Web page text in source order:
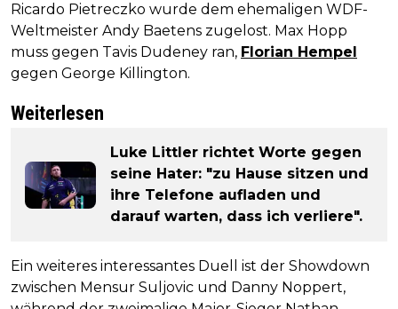
Ricardo Pietreczko wurde dem ehemaligen WDF-
Weltmeister Andy Baetens zugelost. Max Hopp
muss gegen Tavis Dudeney ran, Florian Hempel
gegen George Killington.
Weiterlesen
Luke Littler richtet Worte gegen
seine Hater: "zu Hause sitzen und
ihre Telefone aufladen und
darauf warten, dass ich verliere".
Ein weiteres interessantes Duell ist der Showdown
zwischen Mensur Suljovic und Danny Noppert,